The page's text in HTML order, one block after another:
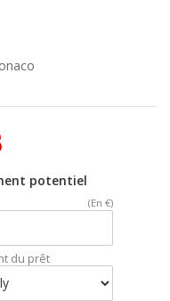
potentiel
(En €)
du prêt